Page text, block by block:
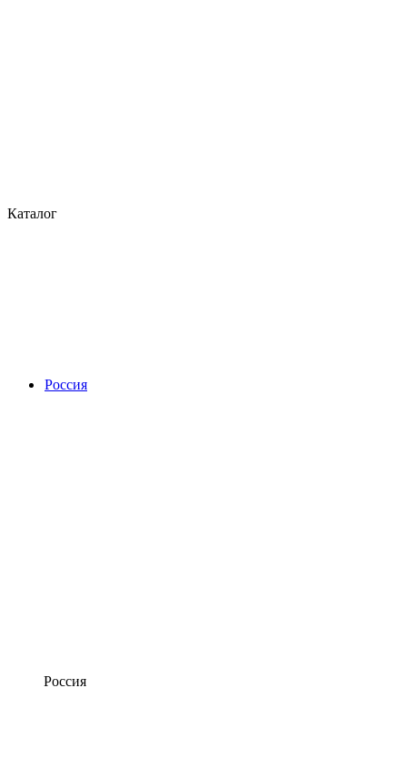
Каталог
Россия
Россия